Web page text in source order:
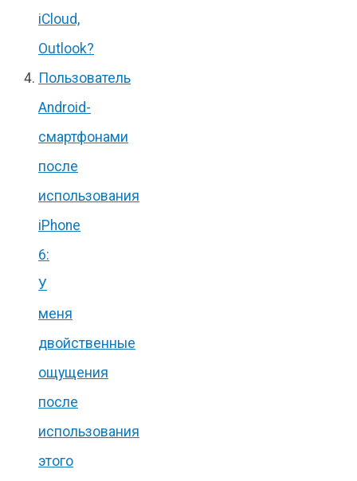
iCloud,
Outlook?
Пользователь
Android-
смартфонами
после
использования
iPhone
6:
У
меня
двойственные
ощущения
после
использования
этого